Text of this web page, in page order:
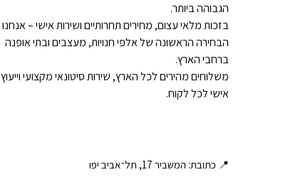
הגבוהה ביותר.
בזכות מלאי עצום, מחירים תחרותיים ושירות אישי – אנחנו
הבחירה הראשונה של אלפי חנויות, מעצבים ובתי אופנה
ברחבי הארץ.
משלוחים מהירים לכל הארץ, שירות סיטונאי מקצועי וייעוץ
אישי לכל לקוח.
📍 כתובת: המשביר 17, תל־אביב יפו